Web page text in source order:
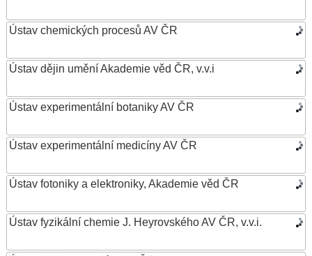
Ústav chemických procesů AV ČR
Ústav dějin umění Akademie věd ČR, v.v.i
Ústav experimentální botaniky AV ČR
Ústav experimentální medicíny AV ČR
Ústav fotoniky a elektroniky, Akademie věd ČR
Ústav fyzikální chemie J. Heyrovského AV ČR, v.v.i.